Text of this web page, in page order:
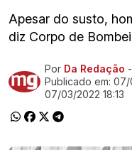
Apesar do susto,
diz Corpo de
Ir direto pra matéria
Por Da Redação
Publicado em: 07/
07/03/2022 18:13